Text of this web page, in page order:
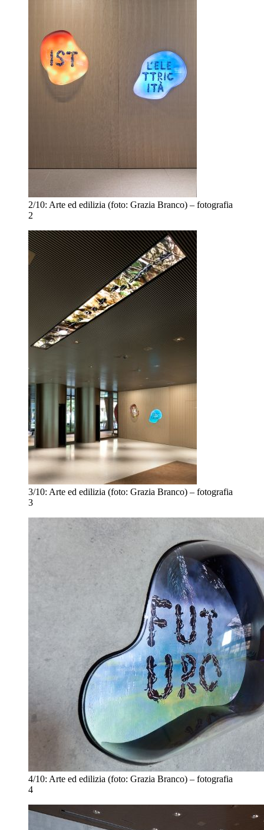
2/10: Arte ed edilizia (foto: Grazia Branco) – fotografia
2
3/10: Arte ed edilizia (foto: Grazia Branco) – fotografia
3
4/10: Arte ed edilizia (foto: Grazia Branco) – fotografia
4